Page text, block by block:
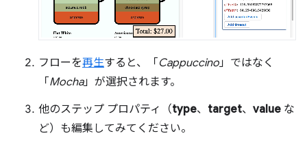
フローを再生すると、「 Cappuccino」ではなく
「 Mocha」が選択されます。
他のステップ プロパティ（type、 target、 value な
ど）も編集してみてください。